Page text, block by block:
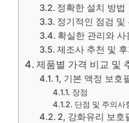
정확한 설치 방법
정기적인 점검 및
확실한 관리와 사
제조사 추천 및
제품별 가격 비교 및
1, 기본 액정 보호
장점
단점 및 주의사
2, 강화유리 보호